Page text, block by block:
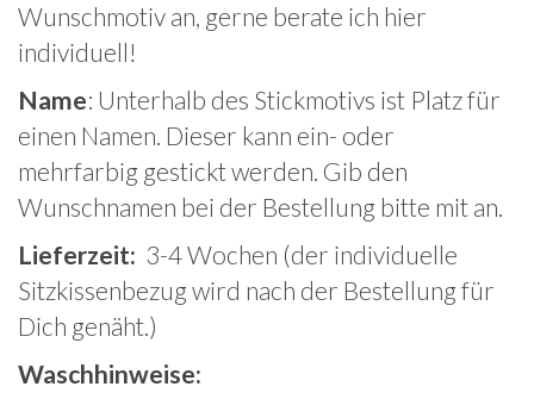
Wunschmotiv an, gerne berate ich hier
individuell!
Name: Unterhalb des Stickmotivs ist Platz für
einen Namen. Dieser kann ein- oder
mehrfarbig gestickt werden. Gib den
Wunschnamen bei der Bestellung bitte mit an.
Lieferzeit: 3-4 Wochen (der individuelle
Sitzkissenbezug wird nach der Bestellung für
Dich genäht.)
Waschhinweise: